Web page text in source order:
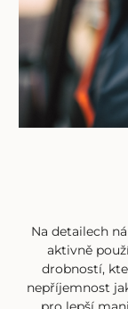
Na detailech
aktivně
drobností,
nepříjemnost